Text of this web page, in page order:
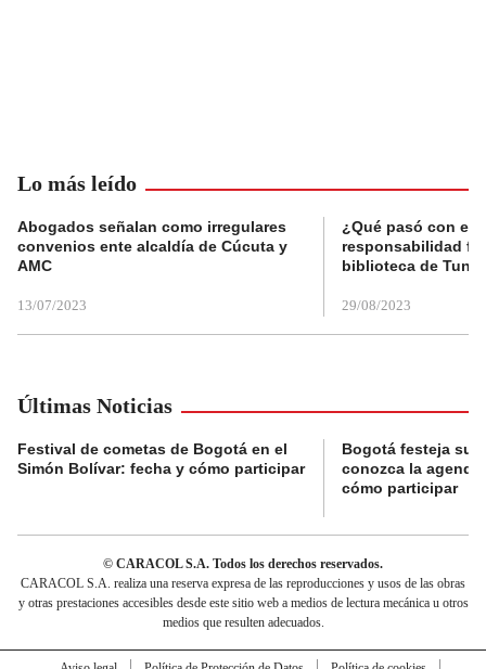
Lo más leído
Abogados señalan como irregulares
convenios ente alcaldía de Cúcuta y
AMC
13/07/2023
¿Qué pasó con el
responsabilidad
biblioteca de
29/08/2023
Últimas Noticias
Festival de cometas de Bogotá en el
Simón Bolívar: fecha y cómo participar
Bogotá festeja su
conozca la
cómo participar
© CARACOL S.A. Todos los derechos reservados.
CARACOL S.A. realiza una reserva expresa de las reproducciones y usos de las obras
y otras prestaciones accesibles desde este sitio web a medios de lectura mecánica u otros
medios que resulten adecuados.